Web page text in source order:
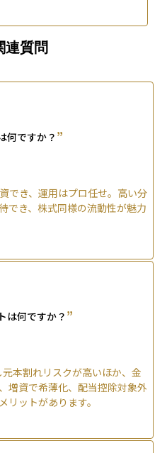
連質問
何ですか？ ”
でき、運用はプロ任せ。高い分
でき、株式同様の流動性が魅力
は何ですか？ ”
本割れリスクが高いほか、金
増資で希薄化、配当控除対象外
リットがあります。